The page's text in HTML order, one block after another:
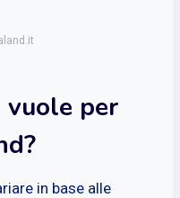
vuole per
in base alle